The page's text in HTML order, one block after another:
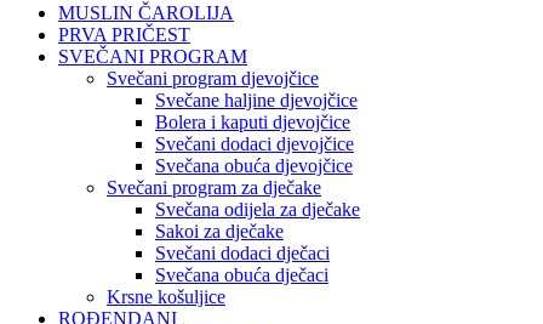
MUSLIN ČAROLIJA
PRVA PRIČEST
SVEČANI PROGRAM
Svečani program djevojčice
Svečane haljine djevojčice
Bolera i kaputi djevojčice
Svečani dodaci djevojčice
Svečana obuća djevojčice
Svečani program za dječake
Svečana odijela za dječake
Sakoi za dječake
Svečani dodaci dječaci
Svečana obuća dječaci
Krsne košuljice
ROĐENDANI